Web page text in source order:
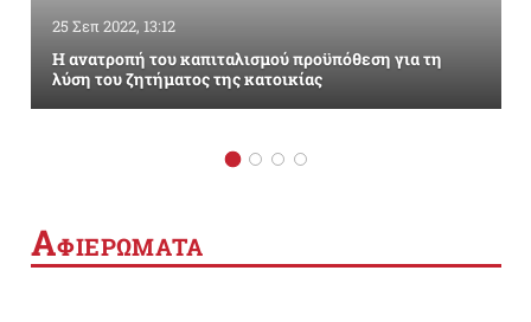
25 Σεπ 2022, 13:12
Η ανατροπή του καπιταλισμού προϋπόθεση για τη
λύση του ζητήματος της κατοικίας
ΑΦΙΕΡΩΜΑΤΑ